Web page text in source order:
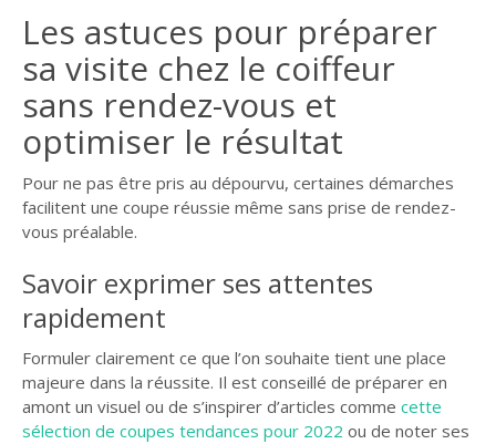
Les astuces pour préparer
sa visite chez le coiffeur
sans rendez-vous et
optimiser le résultat
Pour ne pas être pris au dépourvu, certaines démarches
facilitent une coupe réussie même sans prise de rendez-
vous préalable.
Savoir exprimer ses attentes
rapidement
Formuler clairement ce que l’on souhaite tient une place
majeure dans la réussite. Il est conseillé de préparer en
amont un visuel ou de s’inspirer d’articles comme cette
sélection de coupes tendances pour 2022 ou de noter ses